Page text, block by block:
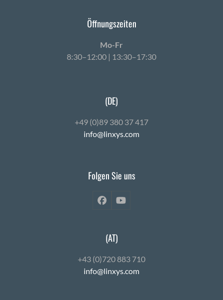
Öffnungszeiten
Mo-Fr
8:30–12:00 | 13:30–17:30
(DE)
+49 (0)89 380 37 417
info@linxys.com
Folgen Sie uns
FacebookYouTube
(AT)
+43 (0)720 883 710
info@linxys.com